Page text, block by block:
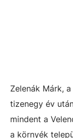
Zelenák Márk,
tizenegy év
mindent a
a környék